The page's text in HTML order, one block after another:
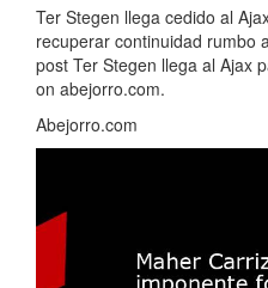
Ter Stegen llega cedido al
recuperar continuidad rumbo
post Ter Stegen llega al Ajax
on abejorro.com.
Abejorro.com